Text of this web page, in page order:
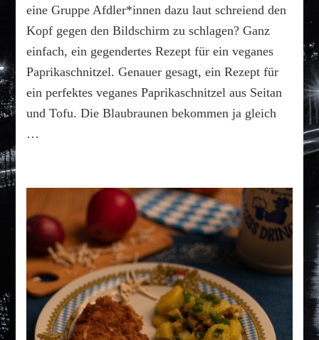
eine Gruppe Afdler*innen dazu laut schreiend den
Kopf gegen den Bildschirm zu schlagen? Ganz
einfach, ein gegendertes Rezept für ein veganes
Paprikaschnitzel. Genauer gesagt, ein Rezept für
ein perfektes veganes Paprikaschnitzel aus Seitan
und Tofu. Die Blaubraunen bekommen ja gleich
…